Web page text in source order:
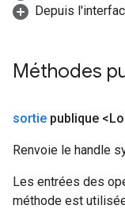
Depuis
Méthodes
sortie publique
Renvoie le handle
Les entrées des
méthode est